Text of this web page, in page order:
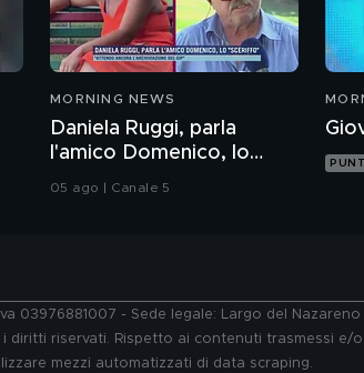
MORNING NEWS
Daniela Ruggi, parla
l'amico Domenico, lo
"sceriffo"
05 ago | Canale 5
03976881007 - Sede legale: Largo del
diritti riservati. Rispetto ai contenuti trasmessi
mezzi automatizzati di data scraping.